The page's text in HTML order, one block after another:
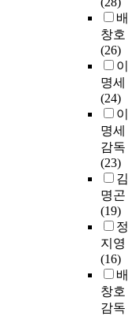
배
창호
(26)
이
명세
(24)
이
명세
감독
(23)
김
명곤
(19)
정
지영
(16)
배
창호
감독